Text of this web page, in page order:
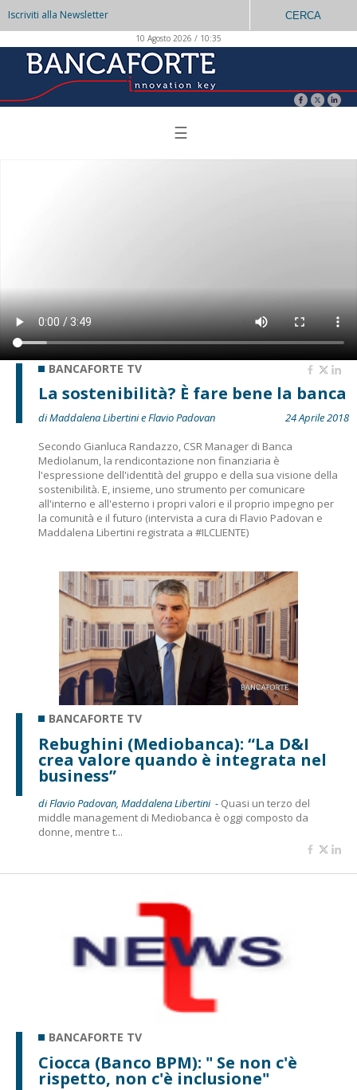
Iscriviti alla Newsletter CERCA
10 Agosto 2026 / 10:35
☰
BANCAFORTE TV
La sostenibilità? È fare bene la banca
di Maddalena Libertini e Flavio Padovan
24 Aprile 2018
Secondo Gianluca Randazzo, CSR Manager di Banca
Mediolanum, la rendicontazione non finanziaria è
l'espressione dell'identità del gruppo e della sua visione della
sostenibilità. E, insieme, uno strumento per comunicare
all'interno e all'esterno i propri valori e il proprio impegno per
la comunità e il futuro (intervista a cura di Flavio Padovan e
Maddalena Libertini registrata a #ILCLIENTE)
BANCAFORTE TV
Rebughini (Mediobanca): “La D&I
crea valore quando è integrata nel
business”
di Flavio Padovan, Maddalena Libertini - Quasi un terzo del
middle management di Mediobanca è oggi composto da
donne, mentre t...
BANCAFORTE TV
Ciocca (Banco BPM): " Se non c'è
rispetto, non c'è inclusione"